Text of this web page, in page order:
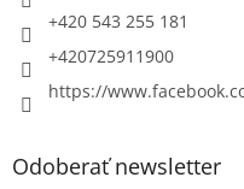
+420 543 255 181
+420725911900
https://
Odoberať newsletter